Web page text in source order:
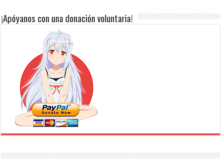
¡Apóyanos con una donación voluntaria!